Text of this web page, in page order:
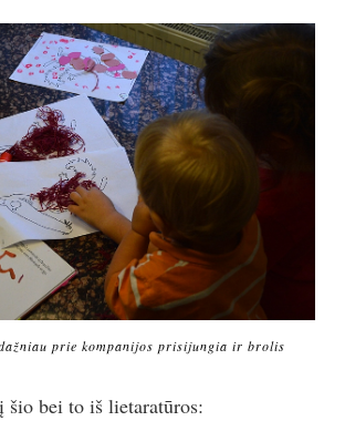
prie kompanijos prisijungia ir brolis
bei to iš lietaratūros: